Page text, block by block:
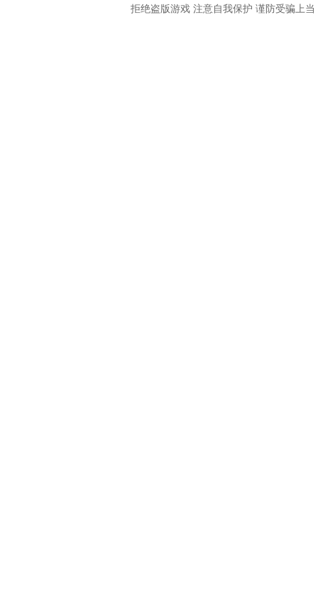
拒绝盗版游戏 注意自我保护 谨防受骗上